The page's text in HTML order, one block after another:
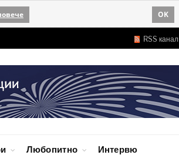
OK
RSS канал
Любопитно Интервю